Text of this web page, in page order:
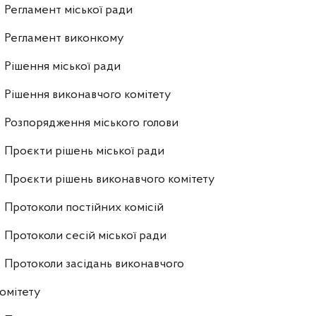
Регламент міської ради
Регламент виконкому
Рішення міської ради
Рішення виконавчого комітету
Розпорядження міського голови
Проєкти рішень міської ради
Проєкти рішень виконавчого комітету
Протоколи постійних комісій
Протоколи сесій міської ради
Протоколи засідань виконавчого